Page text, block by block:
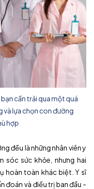
cần trải qua một quá
lựa chọn con đường
hợp
đều là những nhân viên y
sóc sức khỏe, nhưng hai
hoàn toàn khác biệt. Y sĩ
đoán và điều trị ban đầu -